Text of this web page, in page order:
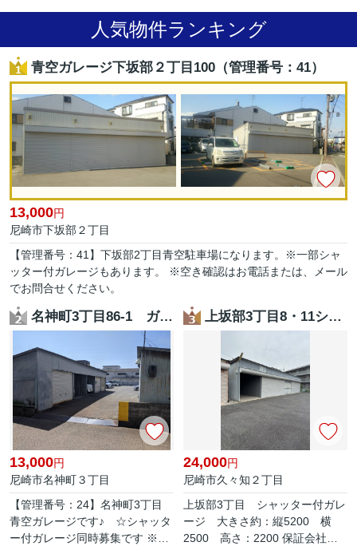
松店まで146mです。敷金ゼロ円
にも関わらず、住み心地も良い
2.75m、高さ約2.4ｍです！☆駐
車スペース寸法 全長約4.9m！
人気物件ランキング
青空ガレージ下坂部２丁目100（管理番号：41）
13,000円
尼崎市下坂部２丁目
【管理番号：41】下坂部2丁目青空駐車場になります。※一部シャ
ッター付ガレージもあります。 ※空き確認はお電話または、メール
でお問合せください。
名神町3丁目86-1 ガレージ（管理番号：24）
13,000円
尼崎市名神町３丁目
【管理番号：24】名神町3丁目
青空ガレージです♪ ☆シャッタ
ー付ガレージ同時募集です ※空
上坂部3丁目8・11シャッター付ガレージ【管理番号12】
24,000円
尼崎市久々知２丁目
上坂部3丁目 シャッター付ガレ
ージ 大きさ約：縦5200 横
2500 高さ：2200 保証会社必